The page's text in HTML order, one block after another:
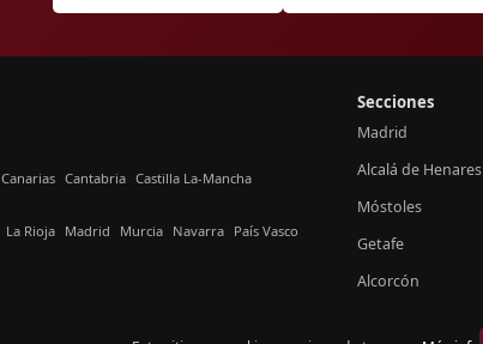
Canarias Cantabria Castilla La-Mancha
La Rioja Madrid Murcia Navarra País Vasco
Secciones
Madrid
Alcalá de Henares
Móstoles
Getafe
Alcorcón